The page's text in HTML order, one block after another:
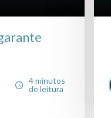
4 minutos
de leitura